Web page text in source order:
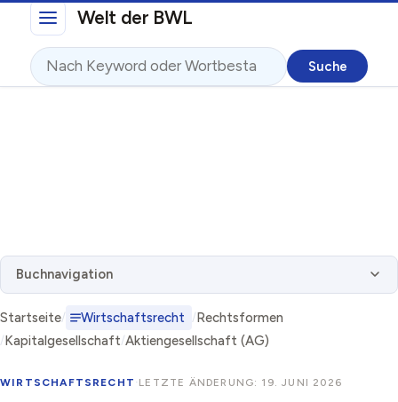
Direkt zum InhaltWelt der BWL
Suche
Buchnavigation
Startseite Wirtschaftsrecht
Rechtsformen
Kapitalgesellschaft Aktiengesellschaft (AG)
WIRTSCHAFTSRECHT · LETZTE ÄNDERUNG: 19. JUNI 2026